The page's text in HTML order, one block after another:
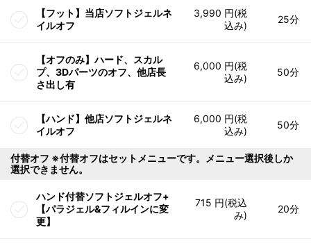
【フット】当店ソフトジェルネ
イルオフ
3,990 円(税
込み)
25分
【オフのみ】ハード、スカル
プ、3Dパーツのオフ、他店長
さ出し有
6,000 円(税
込み)
50分
【ハンド】他店ソフトジェルネ
イルオフ
6,000 円(税
込み)
50分
付替オフ ※付替オフはセットメニューです。メニュー選択後しか
選択できません。
ハンド付替ソフトジェルオフ+
【パラジェル&フィルインに変
更】
715 円(税込
み)
20分